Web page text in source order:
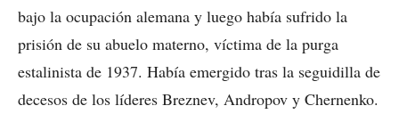
bajo la ocupación alemana y luego había sufrido la
prisión de su abuelo materno, víctima de la purga
estalinista de 1937. Había emergido tras la seguidilla de
decesos de los líderes Breznev, Andropov y Chernenko.